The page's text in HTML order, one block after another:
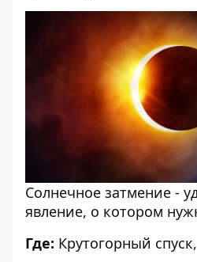
Солнечное затмение -
явление, о котором
Где: Крутогорный